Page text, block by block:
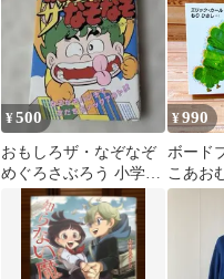
¥500
おもしろザ・なぞなぞ
めぐろさぶろう 小学館
文庫
¥990
ボード
こあお